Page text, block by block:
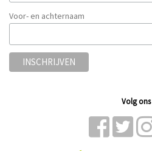
Voor- en achternaam
Volg ons